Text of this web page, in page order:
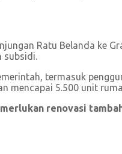
Ratu Belanda ke
subsidi.
termasuk
mencapai 5.500 unit
renovasi